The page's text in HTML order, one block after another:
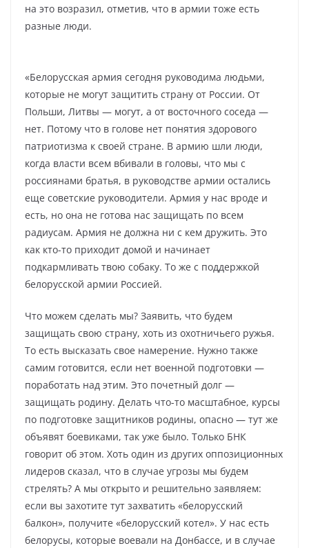
на это возразил, отметив, что в армии тоже есть
разные люди.
«Белорусская армия сегодня руководима людьми,
которые не могут защитить страну от России. От
Польши, Литвы — могут, а от восточного соседа —
нет. Потому что в голове нет понятия здорового
патриотизма к своей стране. В армию шли люди,
когда власти всем вбивали в головы, что мы с
россиянами братья, в руководстве армии остались
еще советские руководители. Армия у нас вроде и
есть, но она не готова нас защищать по всем
радиусам. Армия не должна ни с кем дружить. Это
как кто-то приходит домой и начинает
подкармливать твою собаку. То же с поддержкой
белорусской армии Россией.
Что можем сделать мы? Заявить, что будем
защищать свою страну, хоть из охотничьего ружья.
То есть высказать свое намерение. Нужно также
самим готовится, если нет военной подготовки —
поработать над этим. Это почетный долг —
защищать родину. Делать что-то масштабное, курсы
по подготовке защитников родины, опасно — тут же
объявят боевиками, так уже было. Только БНК
говорит об этом. Хоть один из других оппозиционных
лидеров сказал, что в случае угрозы мы будем
стрелять? А мы открыто и решительно заявляем:
если вы захотите тут захватить «белорусский
балкон», получите «белорусский котел». У нас есть
белорусы, которые воевали на Донбассе, и в случае